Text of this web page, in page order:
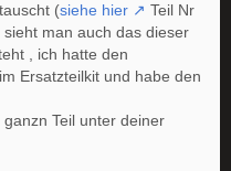
(siehe hier
Teil Nr
man auch das dieser
, ich hatte den
Ersatzteilkit und habe den
Teil unter deiner